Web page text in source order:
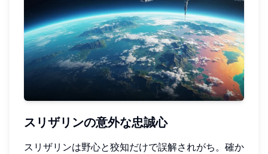
スリザリンの意外な忠誠心
スリザリンは野心と狡知だけで誤解されがち。確か